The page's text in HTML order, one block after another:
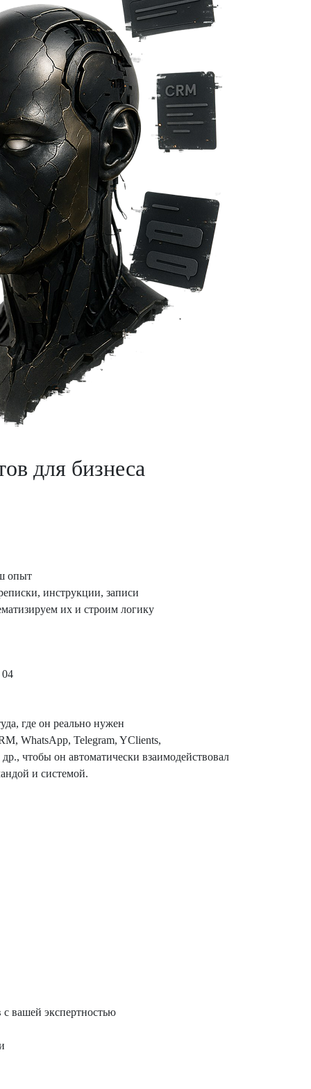
для бизнеса
опыт
инструкции, записи
их и строим логику
04
где он реально нужен
WhatsApp, Telegram, YClients,
чтобы он автоматически взаимодействовал
и системой.
вашей экспертностью